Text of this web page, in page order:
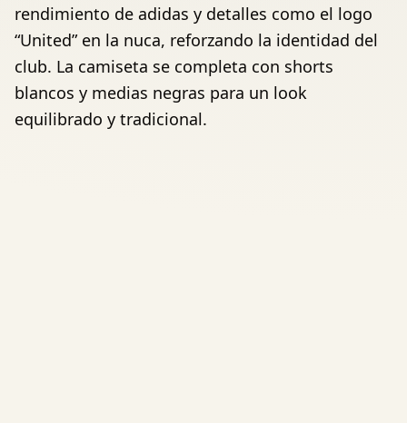
rendimiento de adidas y detalles como el logo
“United” en la nuca, reforzando la identidad del
club. La camiseta se completa con shorts
blancos y medias negras para un look
equilibrado y tradicional.